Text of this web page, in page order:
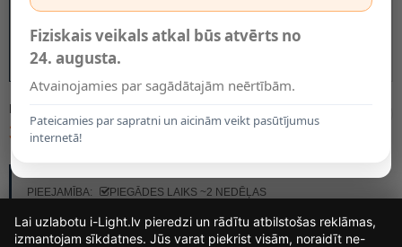
MODELIS:
39.00€
PIEEJAMĪBA:
PIEGĀDES LAIKS ~2 NEDĒĻAS
Fiziskais veikals atkal būs atvērts no
24. augusta.
Atvainojamies par sagādātajām neērtībām.
Pateicamies par sapratni un aicinām veikt pasūtījumus
internetā!
Lai uzlabotu i-Light.lv pieredzi un rādītu atbilstošas reklāmas,
izmantojam sīkdatnes. Jūs varat piekrist visām, noraidīt ne-